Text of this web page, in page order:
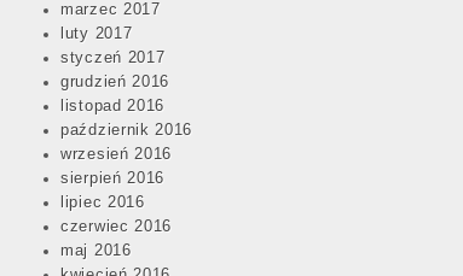
marzec 2017
luty 2017
styczeń 2017
grudzień 2016
listopad 2016
październik 2016
wrzesień 2016
sierpień 2016
lipiec 2016
czerwiec 2016
maj 2016